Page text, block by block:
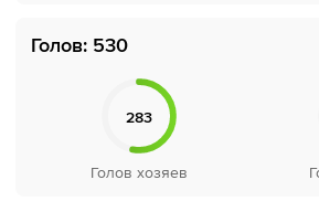
Голов: 530